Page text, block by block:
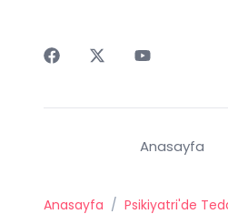
Anasayfa
Anasayfa / Psikiyatri'de